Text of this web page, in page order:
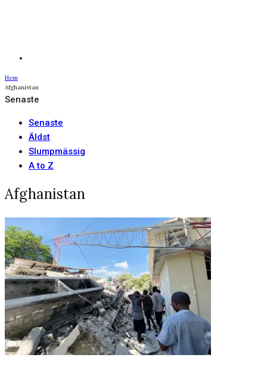
Hem
Afghanistan
Senaste
Senaste
Äldst
Slumpmässig
A to Z
Afghanistan